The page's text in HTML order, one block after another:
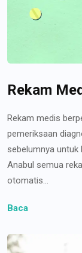
Rekam
Rekam medis
pemeriksaan
sebelumnya untuk
Anabul semua
otomatis...
Baca